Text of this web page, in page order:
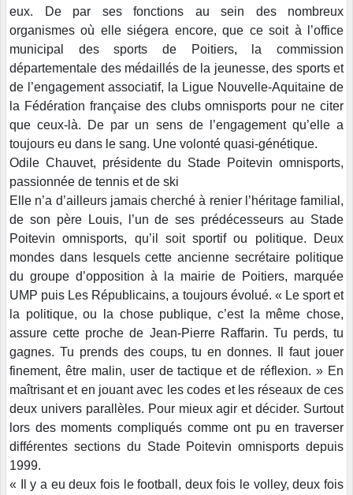
eux. De par ses fonctions au sein des nombreux
organismes où elle siégera encore, que ce soit à l’office
municipal des sports de Poitiers, la commission
départementale des médaillés de la jeunesse, des sports et
de l’engagement associatif, la Ligue Nouvelle-Aquitaine de
la Fédération française des clubs omnisports pour ne citer
que ceux-là. De par un sens de l’engagement qu’elle a
toujours eu dans le sang. Une volonté quasi-génétique.
Odile Chauvet, présidente du Stade Poitevin omnisports,
passionnée de tennis et de ski
Elle n’a d’ailleurs jamais cherché à renier l’héritage familial,
de son père Louis, l’un de ses prédécesseurs au Stade
Poitevin omnisports, qu’il soit sportif ou politique. Deux
mondes dans lesquels cette ancienne secrétaire politique
du groupe d’opposition à la mairie de Poitiers, marquée
UMP puis Les Républicains, a toujours évolué. « Le sport et
la politique, ou la chose publique, c’est la même chose,
assure cette proche de Jean-Pierre Raffarin. Tu perds, tu
gagnes. Tu prends des coups, tu en donnes. Il faut jouer
finement, être malin, user de tactique et de réflexion. » En
maîtrisant et en jouant avec les codes et les réseaux de ces
deux univers parallèles. Pour mieux agir et décider. Surtout
lors des moments compliqués comme ont pu en traverser
différentes sections du Stade Poitevin omnisports depuis
1999.
« Il y a eu deux fois le football, deux fois le volley, deux fois